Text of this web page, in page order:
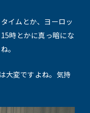
イムとか、ヨーロッ
時とかに真っ暗にな
。
大変ですよね。気持